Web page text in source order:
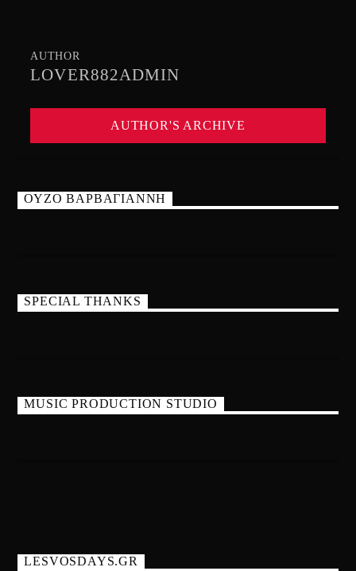
AUTHOR
LOVER882ADMIN
AUTHOR'S ARCHIVE
ΟΥΖΟ ΒΑΡΒΑΓΙΑΝΝΗ
SPECIAL THANKS
MUSIC PRODUCTION STUDIO
LESVOSDAYS.GR